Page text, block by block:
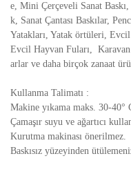
e, Mini Çerçeveli Sanat
k, Sanat Çantası Baskılar,
Yatakları, Yatak örtüleri, Evcil
Evcil Hayvan Fuları, Karavan
arlar ve daha birçok zanaat
Kullanma Talimatı :
Makine yıkama maks. 30-40°
Çamaşır suyu ve ağartıcı
Kurutma makinası önerilmez.
Baskısız yüzeyinden